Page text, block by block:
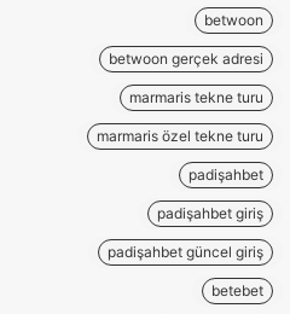
betwoon
betwoon gerçek adresi
marmaris tekne turu
marmaris özel tekne turu
padişahbet
padişahbet giriş
padişahbet güncel giriş
betebet